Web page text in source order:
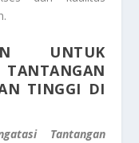
UNTUK
TINGGI DI
Tantangan